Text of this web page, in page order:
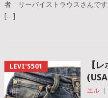
者 リーバイストラウスさんで
[…]
LEVI'S501
【
エル